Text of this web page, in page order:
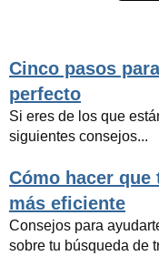
Cinco pasos
perfecto
Si eres de los que
siguientes consejos...
Cómo hacer que
más eficiente
Consejos para
sobre tu búsqueda de